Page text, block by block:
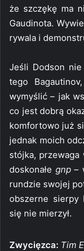
że szczękę ma
Gaudinota.
rywala i
Jeśli Dodson
tego
wymyślić – jak
co jest dobrą
komfortowo już
jednak moich
stójka,
doskonałe gnp–
rundzie swojej
obszerne sierpy
się nie mierzył.
Zwycięzca: Tim